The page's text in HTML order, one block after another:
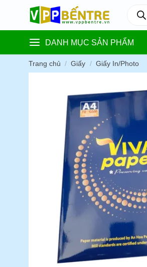
content
kiếm
phẩm
DANH MỤC SẢN PHẨM
Trang chủ / Giấy / Giấy In/Photo